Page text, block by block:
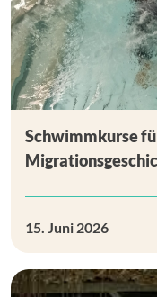
Schwimmkurse
15. Juni 2026